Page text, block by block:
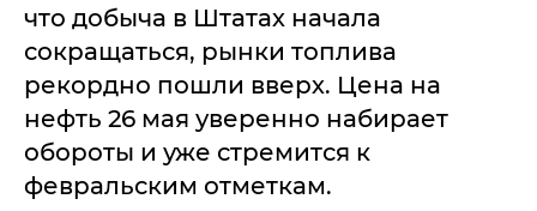
что добыча в Штатах начала
сокращаться, рынки топлива
рекордно пошли вверх. Цена на
нефть 26 мая уверенно набирает
обороты и уже стремится к
февральским отметкам.